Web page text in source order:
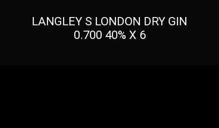
LANGLEY S LONDON DRY GIN
0.700 40% X 6